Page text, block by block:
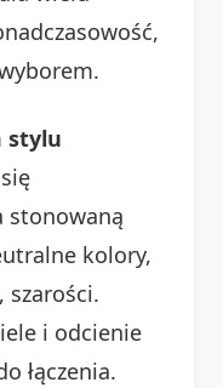
stylu
stonowaną
kolory,
szarości.
i odcienie
łączenia.